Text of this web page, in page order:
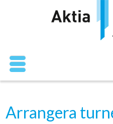
Arrangera